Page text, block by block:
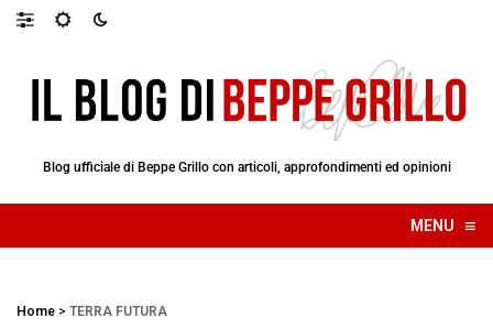
Blog ufficiale di Beppe Grillo con articoli, approfondimenti ed opinioni
MENU ≡
☰
Home > TERRA FUTURA